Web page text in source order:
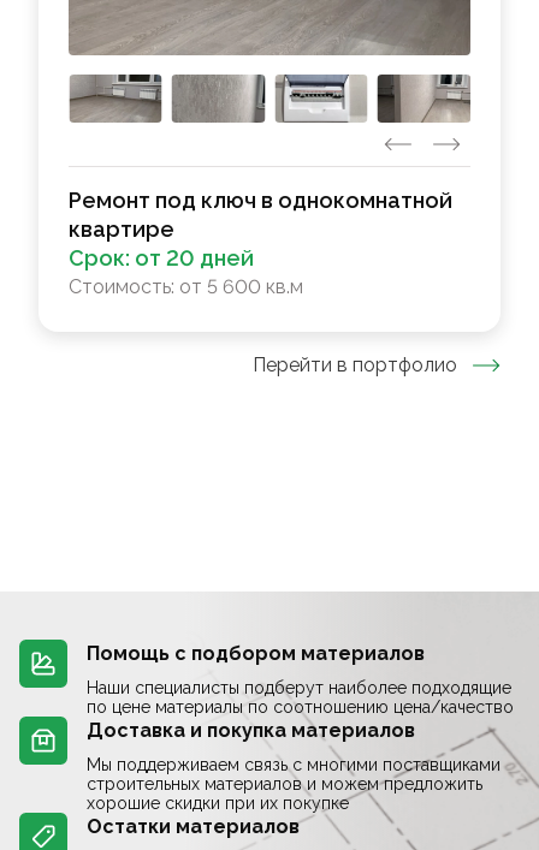
Ремонт под ключ в однокомнатной
квартире
Срок: от 20 дней
Стоимость: от 5 600 кв.м
Перейти в портфолио
Помощь с подбором материалов
Наши специалисты подберут наиболее подходящие
по цене материалы по соотношению цена/качество
Доставка и покупка материалов
Мы поддерживаем связь с многими поставщиками
строительных материалов и можем предложить
хорошие скидки при их покупке
Остатки материалов